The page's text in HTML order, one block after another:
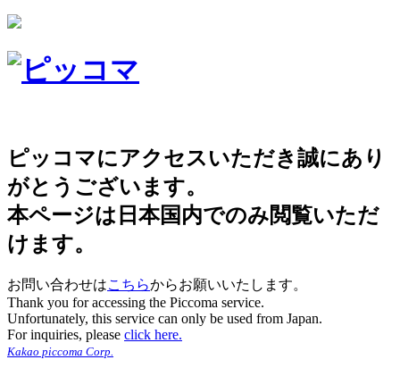
ピッコマにアクセスいただき誠にあり
がとうございます。
本ページは日本国内でのみ閲覧いただ
けます。
お問い合わせはこちらからお願いいたします。
Thank you for accessing the Piccoma service.
Unfortunately, this service can only be used from Japan.
For inquiries, please click here.
Kakao piccoma Corp.